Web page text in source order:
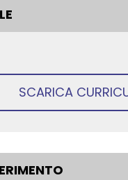
SCARICA